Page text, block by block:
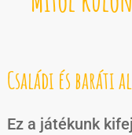
Családi és baráti
Ez a játékunk